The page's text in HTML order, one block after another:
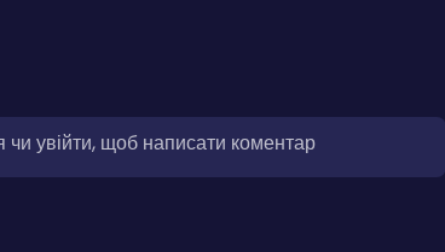
чи увійти, щоб написати коментар